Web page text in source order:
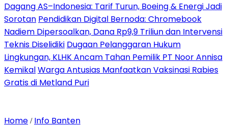
Dagang AS–Indonesia: Tarif Turun, Boeing & Energi Jadi
Sorotan Pendidikan Digital Bernoda: Chromebook
Nadiem Dipersoalkan, Dana Rp9,9 Triliun dan Intervensi
Teknis Diselidiki Dugaan Pelanggaran Hukum
Lingkungan, KLHK Ancam Tahan Pemilik PT Noor Annisa
KemikalWarga Antusias Manfaatkan Vaksinasi Rabies
Gratis di Metland Puri
Home / Info Banten